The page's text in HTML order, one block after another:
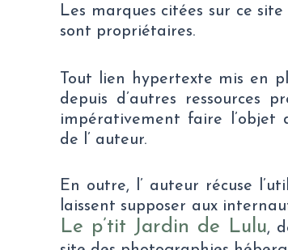
Les marques citées sur ce
sont propriétaires.
Tout lien hypertexte mis en
depuis d’autres ressources
impérativement faire l’objet
de l’ auteur.
En outre, l’ auteur récuse
laissent supposer aux
Le p’tit Jardin de Lulu,